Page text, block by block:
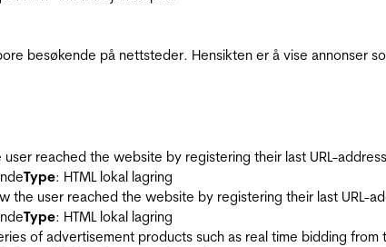
besøkende på nettsteder. Hensikten er å vise
reached the website by registering their last URL-
Type: HTML lokal lagring
the user reached the website by registering their last URL-
Type: HTML lokal lagring
of advertisement products such as real time bidding from